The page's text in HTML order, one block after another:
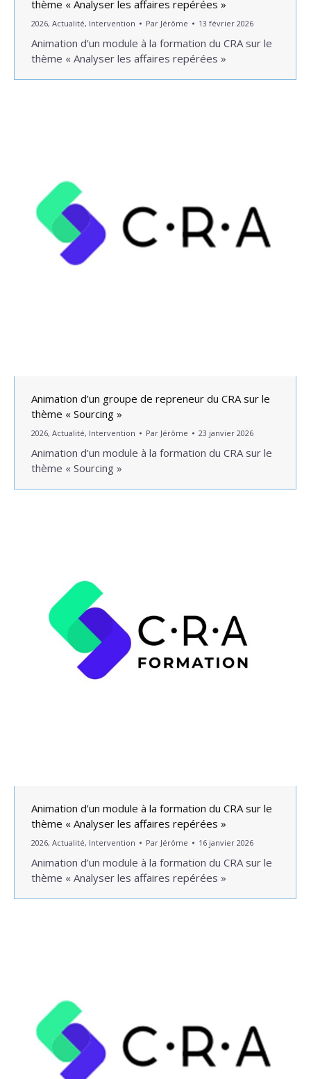
thème « Analyser les affaires repérées »
2026, Actualité, Intervention Par Jérôme 13 février 2026
Animation d’un module à la formation du CRA sur le
thème « Analyser les affaires repérées »
Animation d’un groupe de repreneur du CRA sur le
thème « Sourcing »
2026, Actualité, Intervention Par Jérôme 23 janvier 2026
Animation d’un module à la formation du CRA sur le
thème « Sourcing »
Animation d’un module à la formation du CRA sur le
thème « Analyser les affaires repérées »
2026, Actualité, Intervention Par Jérôme 16 janvier 2026
Animation d’un module à la formation du CRA sur le
thème « Analyser les affaires repérées »